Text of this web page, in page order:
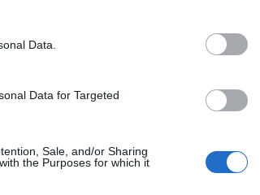
Data.
Data for Targeted
Sale, and/or Sharing
the Purposes for which it
βελτιώνονται ή
αφότου ένα άτομο
να διαγνωστεί μόνο
συμπτωμάτων.